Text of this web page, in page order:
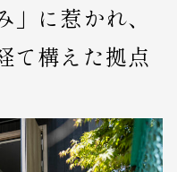
」に惹かれ、
て構えた拠点